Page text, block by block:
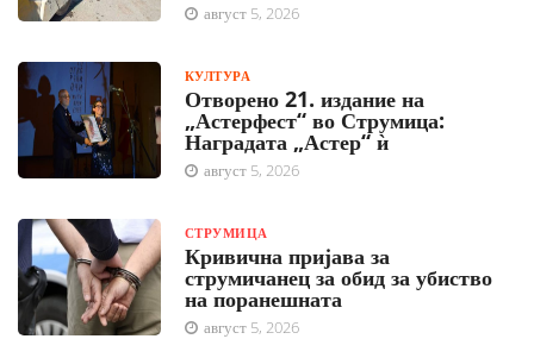
август 5, 2026
КУЛТУРА
Отворено 21. издание на
„Астерфест“ во Струмица:
Наградата „Астер“ ѝ
август 5, 2026
СТРУМИЦА
Кривична пријава за
струмичанец за обид за убиство
на поранешната
август 5, 2026